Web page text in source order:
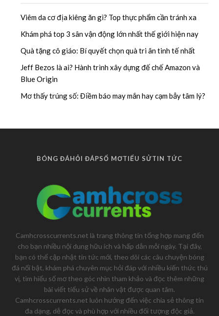
Viêm da cơ địa kiêng ăn gì? Top thực phẩm cần tránh xa
Khám phá top 3 sân vận động lớn nhất thế giới hiện nay
Quà tặng cô giáo: Bí quyết chọn quà tri ân tinh tế nhất
Jeff Bezos là ai? Hành trình xây dựng đế chế Amazon và
Blue Origin
Mơ thấy trúng số: Điềm báo may mắn hay cạm bẫy tâm lý?
BÓNG ĐÁHỎI ĐÁPSỔ MƠTIỂU SỬTIN TỨC
Camhcrosscurrents.net là trang thông tin tổng hợp mang đến
cho bạn nhiều nội dung hữu ích và hấp dẫn mỗi ngày. Tại đây,
bạn có thể cập nhật tin tức mới, theo dõi các câu chuyện bóng
đá nổi bật, khám phá chuyên mục hỏi đáp với nhiều kiến thức thú
vị, tìm hiểu sổ mơ theo góc nhìn tham khảo và đọc thêm những
bài viết tiểu sử về nhân vật được quan tâm.
Camhcrosscurrents.net luôn hướng đến việc chia sẻ thông tin
đa dạng, dễ đọc và phù hợp với nhiều đối tượng độc giả.